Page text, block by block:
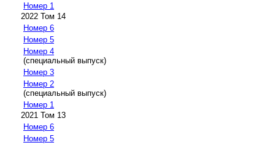
Номер 1
2022 Том 14
Номер 6
Номер 5
Номер 4
(специальный выпуск)
Номер 3
Номер 2
(специальный выпуск)
Номер 1
2021 Том 13
Номер 6
Номер 5